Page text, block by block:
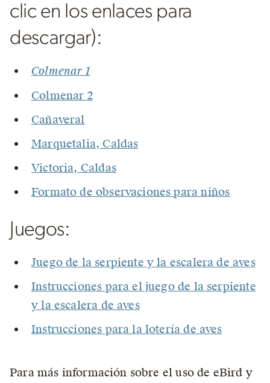
clic en los enlaces para
descargar):
Colmenar 1
Colmenar 2
Cañaveral
Marquetalia, Caldas
Victoria, Caldas
Formato de observaciones para niños
Juegos:
Juego de la serpiente y la escalera de aves
Instrucciones para el juego de la serpiente
y la escalera de aves
Instrucciones para la lotería de aves
Para más información sobre el uso de eBird y